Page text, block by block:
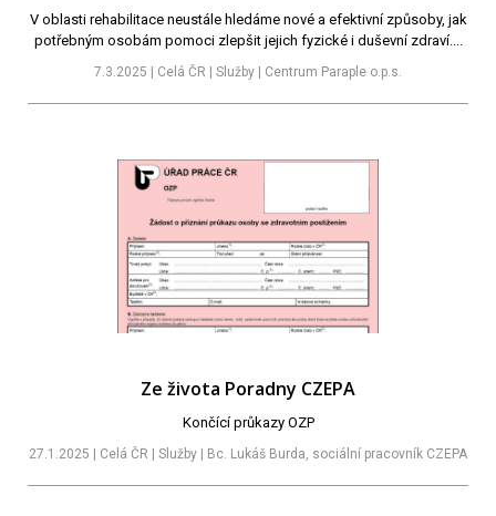
V oblasti rehabilitace neustále hledáme nové a efektivní způsoby, jak
potřebným osobám pomoci zlepšit jejich fyzické i duševní zdraví....
7.3.2025 | Celá ČR | Služby | Centrum Paraple o.p.s.
Ze života Poradny CZEPA
Končící průkazy OZP
27.1.2025 | Celá ČR | Služby | Bc. Lukáš Burda, sociální pracovník CZEPA